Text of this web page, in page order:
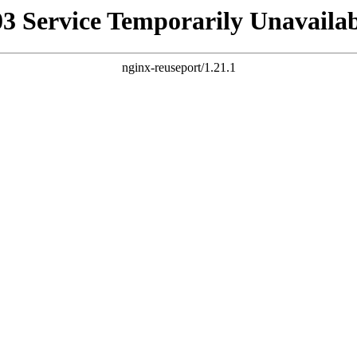
Service Temporarily
nginx-reuseport/1.21.1